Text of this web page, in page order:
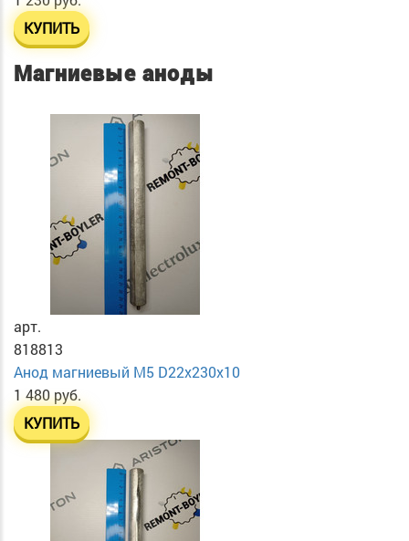
КУПИТЬ
Магниевые аноды
арт.
818813
Анод магниевый М5 D22х230х10
1 480 руб.
КУПИТЬ